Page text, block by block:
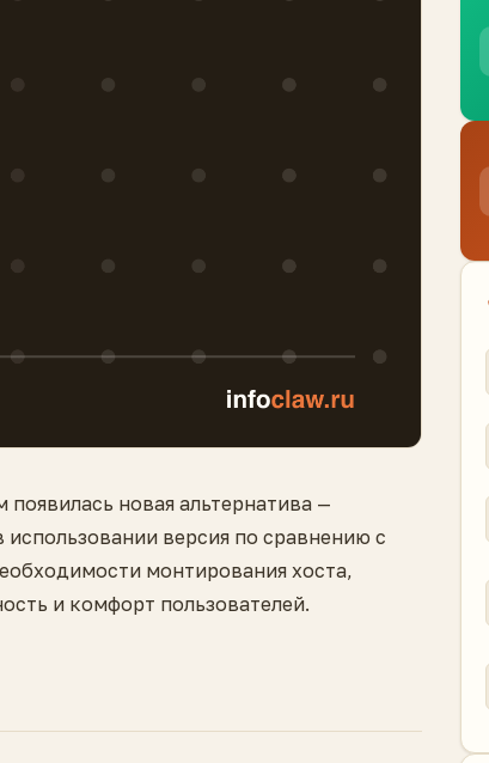
новая альтернатива —
использовании версия по сравнению с
монтирования хоста,
и комфорт пользователей.